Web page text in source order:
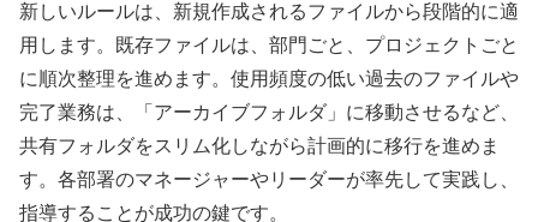
新しいルールは、新規作成されるファイルから段階的に適
用します。既存ファイルは、部門ごと、プロジェクトごと
に順次整理を進めます。使用頻度の低い過去のファイルや
完了業務は、「アーカイブフォルダ」に移動させるなど、
共有フォルダをスリム化しながら計画的に移行を進めま
す。各部署のマネージャーやリーダーが率先して実践し、
指導することが成功の鍵です。